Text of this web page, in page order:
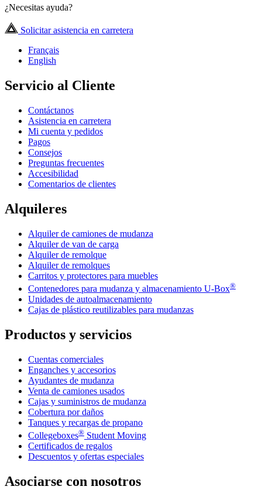
¿Necesitas ayuda?
Solicitar asistencia en carretera
Français
English
Servicio al Cliente
Contáctanos
Asistencia en carretera
Mi cuenta y pedidos
Pagos
Consejos
Preguntas frecuentes
Accesibilidad
Comentarios de clientes
Alquileres
Alquiler de camiones de mudanza
Alquiler de van de carga
Alquiler de remolque
Alquiler de remolques
Carritos y protectores para muebles
Contenedores para mudanza y almacenamiento U-Box®
Unidades de autoalmacenamiento
Cajas de plástico reutilizables para mudanzas
Productos y servicios
Cuentas comerciales
Enganches y accesorios
Ayudantes de mudanza
Venta de camiones usados
Cajas y suministros de mudanza
Cobertura por daños
Tanques y recargas de propano
Collegeboxes® Student Moving
Certificados de regalos
Descuentos y ofertas especiales
Asociarse con nosotros